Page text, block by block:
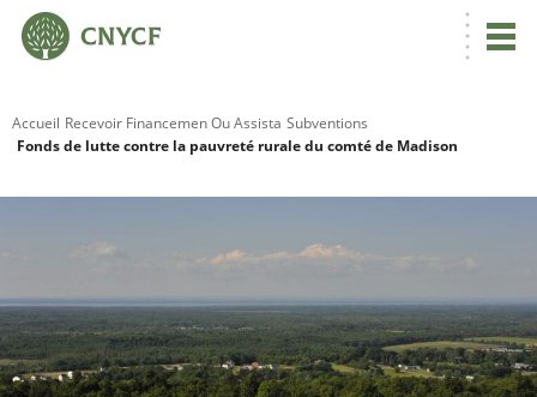
Accueil Recevoir Financemen Ou Assista Subventions
Fonds de lutte contre la pauvreté rurale du comté de Madison